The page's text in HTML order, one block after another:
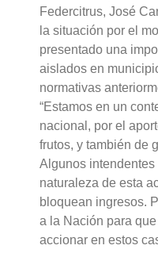
Federcitrus, José
la situación por el
presentado una
aislados en
normativas
“Estamos en un
nacional, por el
frutos, y también de
Algunos
naturaleza de esta
bloquean ingresos.
a la Nación para
accionar en estos